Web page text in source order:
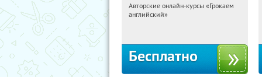
16:27:47 Получили:
Авторские онлайн-курсы «Грокаем
английский»
Бесплатно